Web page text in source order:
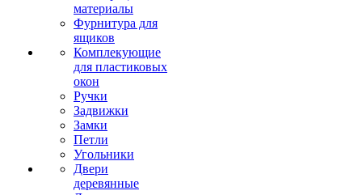
материалы
Фурнитура для
ящиков
Комплекующие
для пластиковых
окон
Ручки
Задвижки
Замки
Петли
Угольники
Двери
деревянные